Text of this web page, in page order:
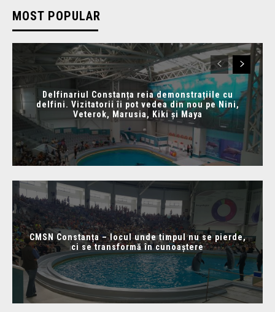
MOST POPULAR
Delfinariul Constanța reia demonstrațiile cu
delfini. Vizitatorii îi pot vedea din nou pe Nini,
Veterok, Marusia, Kiki și Maya
CMSN Constanța – locul unde timpul nu se pierde,
ci se transformă în cunoaștere